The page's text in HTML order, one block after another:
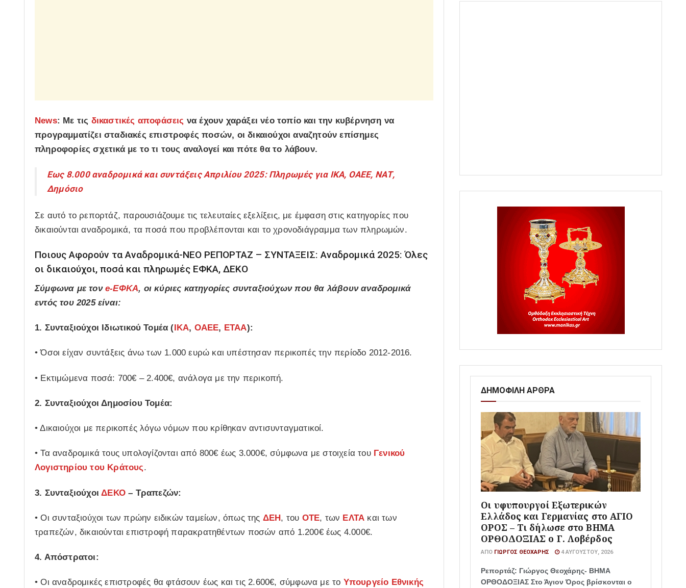
News: Με τις δικαστικές αποφάσεις να έχουν χαράξει νέο τοπίο και την κυβέρνηση να
προγραμματίζει σταδιακές επιστροφές ποσών, οι δικαιούχοι αναζητούν επίσημες
πληροφορίες σχετικά με το τι τους αναλογεί και πότε θα το λάβουν.
Εως 8.000 αναδρομικά και συντάξεις Απριλίου 2025: Πληρωμές για ΙΚΑ, ΟΑΕΕ, ΝΑΤ,
Δημόσιο
Σε αυτό το ρεπορτάζ, παρουσιάζουμε τις τελευταίες εξελίξεις, με έμφαση στις κατηγορίες που
δικαιούνται αναδρομικά, τα ποσά που προβλέπονται και το χρονοδιάγραμμα των πληρωμών.
Ποιους Αφορούν τα Αναδρομικά-ΝΕΟ ΡΕΠΟΡΤΑΖ – ΣΥΝΤΑΞΕΙΣ: Αναδρομικά 2025: Όλες
οι δικαιούχοι, ποσά και πληρωμές ΕΦΚΑ, ΔΕΚΟ
Σύμφωνα με τον e-ΕΦΚΑ, οι κύριες κατηγορίες συνταξιούχων που θα λάβουν αναδρομικά
εντός του 2025 είναι:
1. Συνταξιούχοι Ιδιωτικού Τομέα (ΙΚΑ, ΟΑΕΕ, ΕΤΑΑ):
• Όσοι είχαν συντάξεις άνω των 1.000 ευρώ και υπέστησαν περικοπές την περίοδο 2012-2016.
• Εκτιμώμενα ποσά: 700€ – 2.400€, ανάλογα με την περικοπή.
2. Συνταξιούχοι Δημοσίου Τομέα:
• Δικαιούχοι με περικοπές λόγω νόμων που κρίθηκαν αντισυνταγματικοί.
• Τα αναδρομικά τους υπολογίζονται από 800€ έως 3.000€, σύμφωνα με στοιχεία του Γενικού
Λογιστηρίου του Κράτους.
3. ΣυνταξιούχοιΔΕΚΟ – Τραπεζών:
• Οι συνταξιούχοι των πρώην ειδικών ταμείων, όπως της ΔΕΗ, του ΟΤΕ, των ΕΛΤΑ και των
τραπεζών, δικαιούνται επιστροφή παρακρατηθέντων ποσών από 1.200€ έως 4.000€.
4. Απόστρατοι:
• Οι αναδρομικές επιστροφές θα φτάσουν έως και τις 2.600€, σύμφωνα με το Υπουργείο Εθνικής
ΔΗΜΟΦΙΛΗ ΑΡΘΡΑ
Οι υφυπουργοί Εξωτερικών
Ελλάδος και Γερμανίας στο ΑΓΙΟ
ΟΡΟΣ – Τι δήλωσε στο ΒΗΜΑ
ΟΡΘΟΔΟΞΙΑΣ ο Γ. Λοβέρδος
ΑΠΌ ΓΙΏΡΓΟΣ ΘΕΟΧΆΡΗΣ 4 ΑΥΓΟΎΣΤΟΥ, 2026
Ρεπορτάζ: Γιώργος Θεοχάρης- ΒΗΜΑ
ΟΡΘΟΔΟΞΙΑΣ Στο Άγιον Όρος βρίσκονται ο